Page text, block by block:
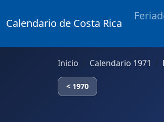
Calendario de Costa Rica
Inicio Calendario 1971
< 1970